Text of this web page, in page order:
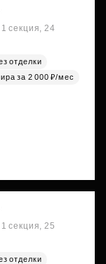
секция, 24
отделки
за 2 000 ₽/мес
секция, 25
отделки